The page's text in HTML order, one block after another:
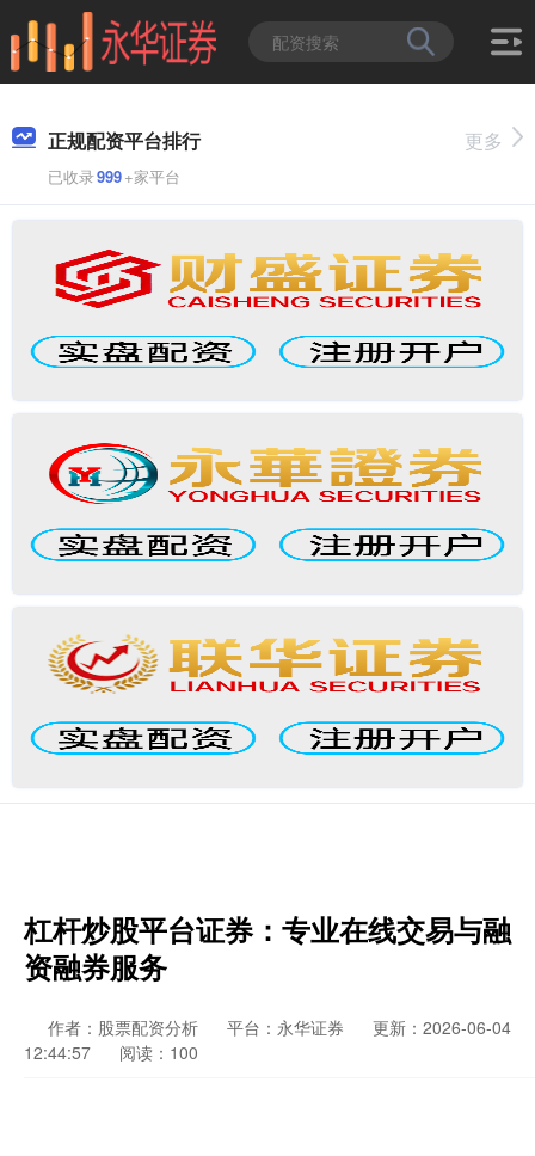
正规配资平台排行
已收录999+家平台
更多
杠杆炒股平台证券：专业在线交易与融
资融券服务
作者：股票配资分析 平台：永华证券
更新：2026-06-04
12:44:57
阅读：100